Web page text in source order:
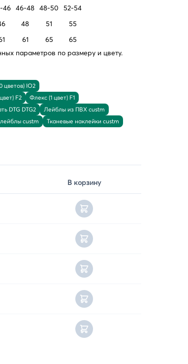
46 46-48 48-50
52-54
48 51
55
61 65
65
параметров по размеру и цвету.
цветов) IO2
F2
Флекс (1 цвет) F1
DTG DTG2
Лейблы из ПВХ custm
custm Тканевые наклейки custm
В корзину